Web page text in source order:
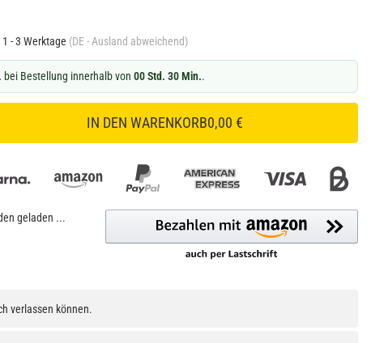
1 - 3 Werktage (DE - Ausland abweichend)
bei Bestellung innerhalb von 00 Std. 30 Min..
IN DEN WARENKORB0,00 €
geladen ...
verlassen können.